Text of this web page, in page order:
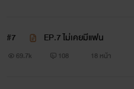
“ถ้าผมบอกว่าใช่ คุณแม่
หนุ่มร่างสูงเลิกคิ้วถามกลับ เข
#7 EP.7 ไม่เคยมีแฟน
69.7k 108 18 หน้า